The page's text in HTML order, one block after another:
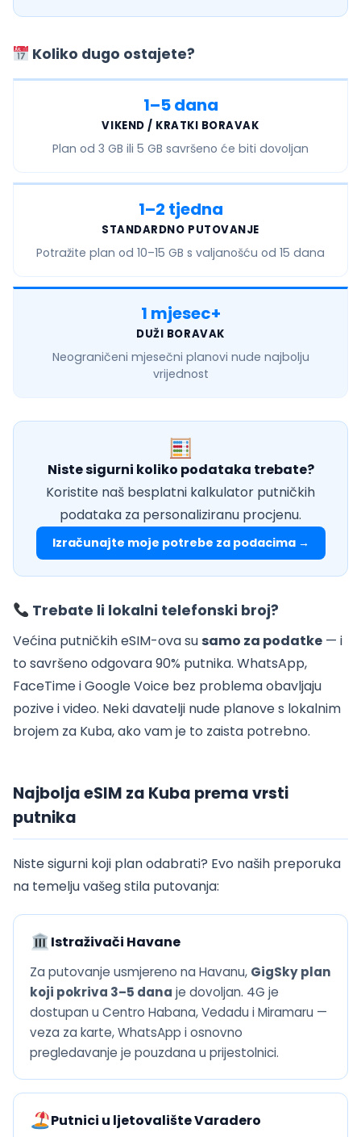
Koliko dugo ostajete?
1–5 dana
VIKEND / KRATKI BORAVAK
Plan od 3 GB ili 5 GB savršeno će biti dovoljan
1–2 tjedna
STANDARDNO PUTOVANJE
Potražite plan od 10–15 GB s valjanošću od 15 dana
1 mjesec+
DUŽI BORAVAK
Neograničeni mjesečni planovi nude najbolju
vrijednost
Niste sigurni koliko podataka trebate?
Koristite naš besplatni kalkulator putničkih
podataka za personaliziranu procjenu.
Izračunajte moje potrebe za podacima →
Trebate li lokalni telefonski broj?
Većina putničkih eSIM-ova susamo za podatke — i
to savršeno odgovara 90% putnika. WhatsApp,
FaceTime i Google Voice bez problema obavljaju
pozive i video. Neki davatelji nude planove s lokalnim
brojem za Kuba, ako vam je to zaista potrebno.
Najbolja eSIM za Kuba prema vrsti
putnika
Niste sigurni koji plan odabrati? Evo naših preporuka
na temelju vašeg stila putovanja:
Istraživači Havane
Za putovanje usmjereno na Havanu, GigSky plan
koji pokriva 3–5 dana je dovoljan. 4G je
dostupan u Centro Habana, Vedadu i Miramaru —
veza za karte, WhatsApp i osnovno
pregledavanje je pouzdana u prijestolnici.
Putnici u ljetovalište Varadero